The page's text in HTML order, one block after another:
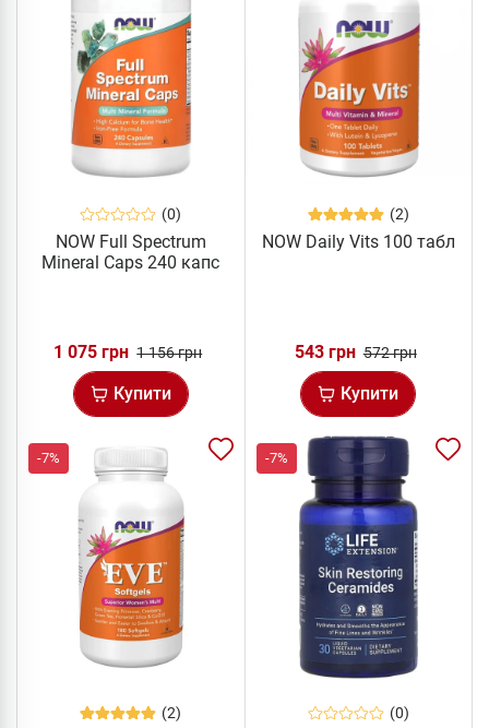
(0)
NOW Full Spectrum
Mineral Caps 240 капс
1 075 грн 1 156 грн
Купити
(2)
NOW Daily Vits 100 табл
543 грн 572 грн
Купити
-7%
(2)
-7%
(0)